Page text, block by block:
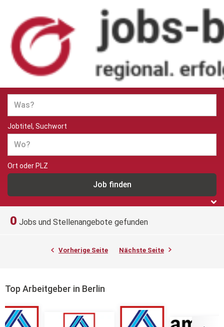
Jobs und Stellenangebote in
Berlin
Jobtitel, Suchwort
Ort oder PLZ
0 Jobs und Stellenangebote gefunden
Vorherige Seite Nächste Seite
Top Arbeitgeber in Berlin